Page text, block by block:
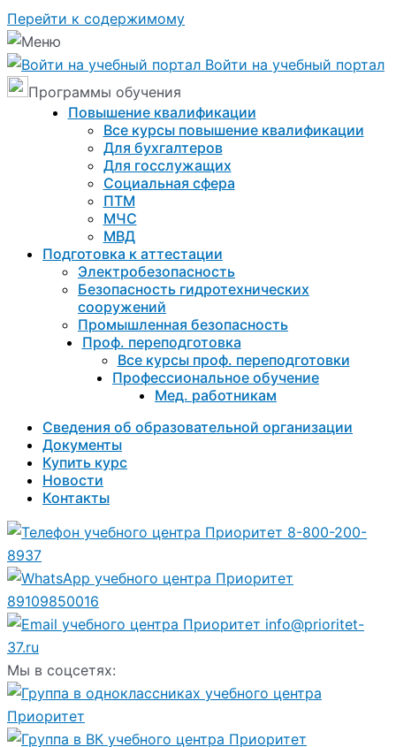
Перейти к содержимому
Войти на учебный портал
Программы обучения
Повышение квалификации
Все курсы повышение квалификации
Для бухгалтеров
Для госслужащих
Социальная сфера
ПТМ
МЧС
МВД
Подготовка к aттестации
Электробезопасность
Безопасность гидротехнических
сооружений
Промышленная безопасность
Проф. переподготовка
Все курсы проф. переподготовки
Профессиональное обучение
Мед. работникам
Сведения об образовательной организации
Документы
Купить курс
Новости
Контакты
8-800-200-
8937
89109850016
info@prioritet-
37.ru
Мы в соцсетях: